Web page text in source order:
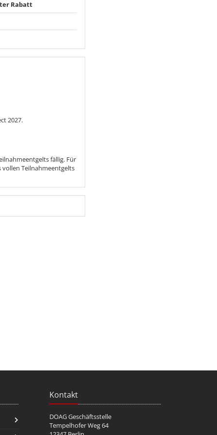
Rabatt
2027.
fällig. Für
vollen Teilnahmeentgelts
Kontakt
DOAG Geschäftsstelle
Tempelhofer Weg 64